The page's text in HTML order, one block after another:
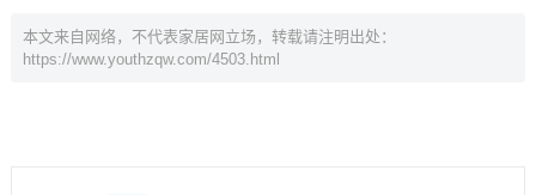
本文来自网络，不代表家居网立场，转载请注明出处：
https://www.youthzqw.com/4503.html